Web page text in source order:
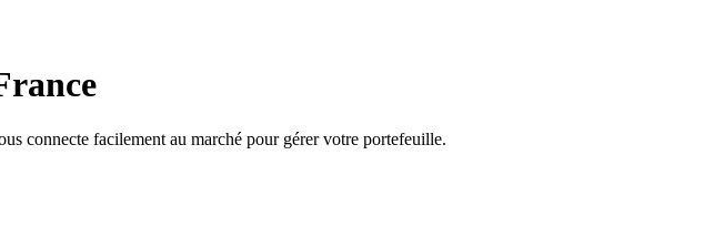
connecte facilement au marché pour gérer votre portefeuille.